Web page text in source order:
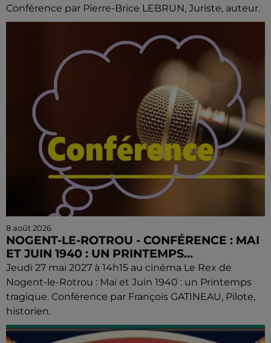
Conférence par Pierre-Brice LEBRUN, Juriste, auteur.
8 août 2026
NOGENT-LE-ROTROU - CONFÉRENCE : MAI
ET JUIN 1940 : UN PRINTEMPS...
Jeudi 27 mai 2027 à 14h15 au cinéma Le Rex de
Nogent-le-Rotrou : Mai et Juin 1940 : un Printemps
tragique. Conférence par François GATINEAU, Pilote,
historien.